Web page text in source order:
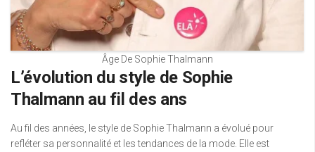
Âge De Sophie Thalmann
L’évolution du style de Sophie
Thalmann au fil des ans
Au fil des années, le style de Sophie Thalmann a évolué pour
refléter sa personnalité et les tendances de la mode. Elle est